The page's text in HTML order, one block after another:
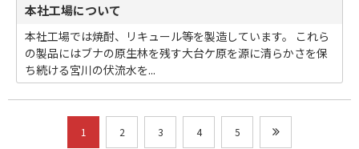
本社工場について
本社工場では焼酎、リキュール等を製造しています。 これら
の製品にはブナの原生林を残す大台ケ原を源に清らかさを保
ち続ける宮川の伏流水を...
1 2 3 4 5